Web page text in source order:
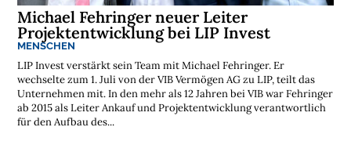
Michael Fehringer neuer Leiter
Projektentwicklung bei LIP Invest
MENSCHEN
LIP Invest verstärkt sein Team mit Michael Fehringer. Er
wechselte zum 1. Juli von der VIB Vermögen AG zu LIP, teilt das
Unternehmen mit. In den mehr als 12 Jahren bei VIB war Fehringer
ab 2015 als Leiter Ankauf und Projektentwicklung verantwortlich
für den Aufbau des...